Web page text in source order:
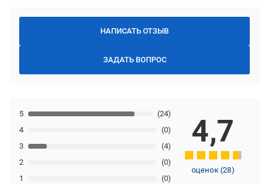
НАПИСАТЬ ОТЗЫВ
ЗАДАТЬ ВОПРОС
1 (0)
2 (0)
3 (4)
4 (0)
5 (24)
4,7
оценок (28)